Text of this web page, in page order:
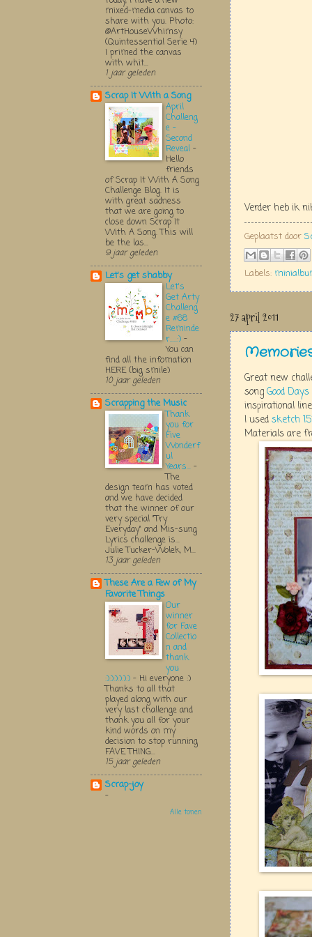
Verder heb ik
Geplaatst door
Labels:
27 april 2011
Great new
songGood Days
inspirational
I usedsketch
Materials are
mixed-media canvas to
share with you. Photo:
@ArtHouseWhimsy
(Quintessential Serie 4)
I primed the canvas
with whit...
1 jaar geleden
Scrap It With a Song
April
Challeng
e -
Second
Reveal -
Hello
friends
of Scrap It With A Song
Challenge Blog. It is
with great sadness
that we are going to
close down Scrap It
With A Song. This will
be the las...
9 jaar geleden
Let's get shabby
Let's
Get Arty
Challeng
e #68
Reminde
r.....:) -
You can
find all the infomation
HERE (big smile)
10 jaar geleden
Scrapping the Music
Thank
you for
Five
Wonderf
ul
Years... -
The
design team has voted
and we have decided
that the winner of our
very special "Try
Everyday" and Mis-sung
Lyrics challenge is...
Julie Tucker-Wolek, M...
13 jaar geleden
These Are a Few of My
Favorite Things
Our
winner
for Fave
Collectio
n and
thank
you
:):):):):):) - Hi everyone :)
Thanks to all that
played along with our
very last challenge and
thank you all for your
kind words on my
decision to stop running
FAVE THING...
15 jaar geleden
Scrap-joy
-
Alle tonen